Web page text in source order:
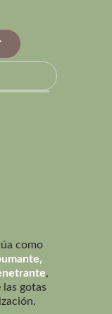
como
,
gotas